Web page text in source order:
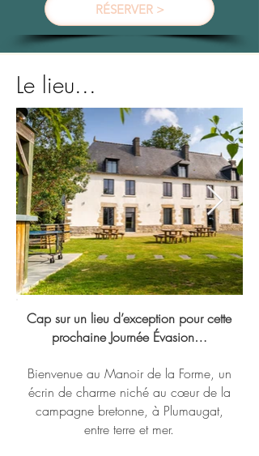
RÉSERVER >
Le lieu...
Cap sur un lieu d’exception pour cette
prochaine Journée Évasion…
Bienvenue au Manoir de la Forme, un
écrin de charme niché au cœur de la
campagne bretonne, à Plumaugat,
entre terre et mer.